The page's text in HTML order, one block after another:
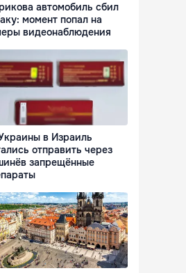
автомобиль сбил
момент попал на
видеонаблюдения
в Израиль
отправить через
запрещённые